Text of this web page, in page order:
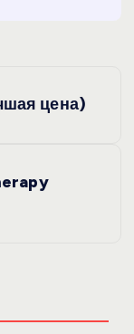
цена)